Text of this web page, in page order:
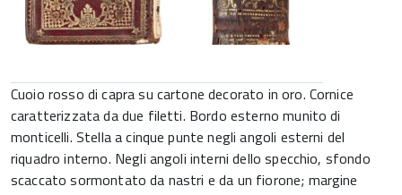
Cuoio rosso di capra su cartone decorato in oro. Cornice
caratterizzata da due filetti. Bordo esterno munito di
monticelli. Stella a cinque punte negli angoli esterni del
riquadro interno. Negli angoli interni dello specchio, sfondo
scaccato sormontato da nastri e da un fiorone; margine